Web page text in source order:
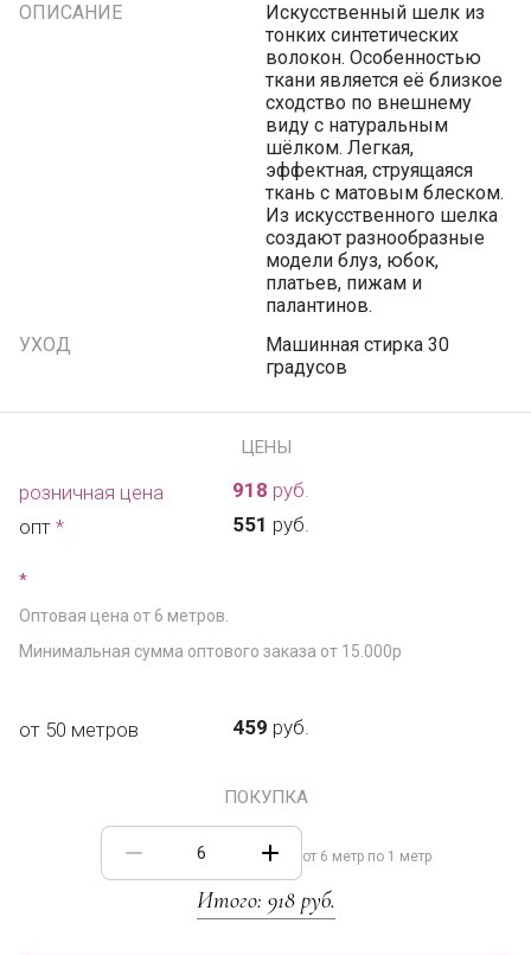
ОПИСАНИЕ
Искусственный шелк из
тонких синтетических
волокон. Особенностью
ткани является её близкое
сходство по внешнему
виду с натуральным
шёлком. Легкая,
эффектная, струящаяся
ткань с матовым блеском.
Из искусственного шелка
создают разнообразные
модели блуз, юбок,
платьев, пижам и
палантинов.
УХОД
Машинная стирка 30
градусов
ЦЕНЫ
розничная цена 918 руб.
опт * 551 руб.
*
Оптовая цена от 6 метров.
Минимальная сумма оптового заказа от 15.000р
от 50 метров 459 руб.
ПОКУПКА
от 6 метр по 1 метр
Итого: 918 руб.